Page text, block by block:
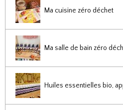
Ma cuisine zéro déchet
Ma salle de bain zéro
Huiles essentielles bio,